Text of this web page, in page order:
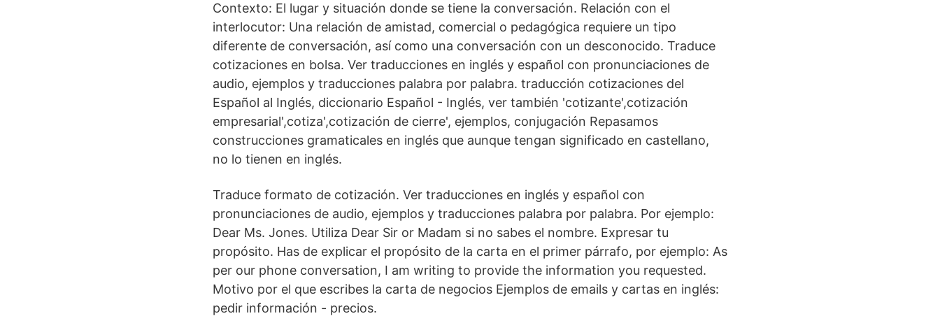
Contexto: El lugar y situación donde se tiene la conversación. Relación con el
interlocutor: Una relación de amistad, comercial o pedagógica requiere un tipo
diferente de conversación, así como una conversación con un desconocido. Traduce
cotizaciones en bolsa. Ver traducciones en inglés y español con pronunciaciones de
audio, ejemplos y traducciones palabra por palabra. traducción cotizaciones del
Español al Inglés, diccionario Español - Inglés, ver también 'cotizante',cotización
empresarial',cotiza',cotización de cierre', ejemplos, conjugación Repasamos
construcciones gramaticales en inglés que aunque tengan significado en castellano,
no lo tienen en inglés.
Traduce formato de cotización. Ver traducciones en inglés y español con
pronunciaciones de audio, ejemplos y traducciones palabra por palabra. Por ejemplo:
Dear Ms. Jones. Utiliza Dear Sir or Madam si no sabes el nombre. Expresar tu
propósito. Has de explicar el propósito de la carta en el primer párrafo, por ejemplo: As
per our phone conversation, I am writing to provide the information you requested.
Motivo por el que escribes la carta de negocios Ejemplos de emails y cartas en inglés:
pedir información - precios.